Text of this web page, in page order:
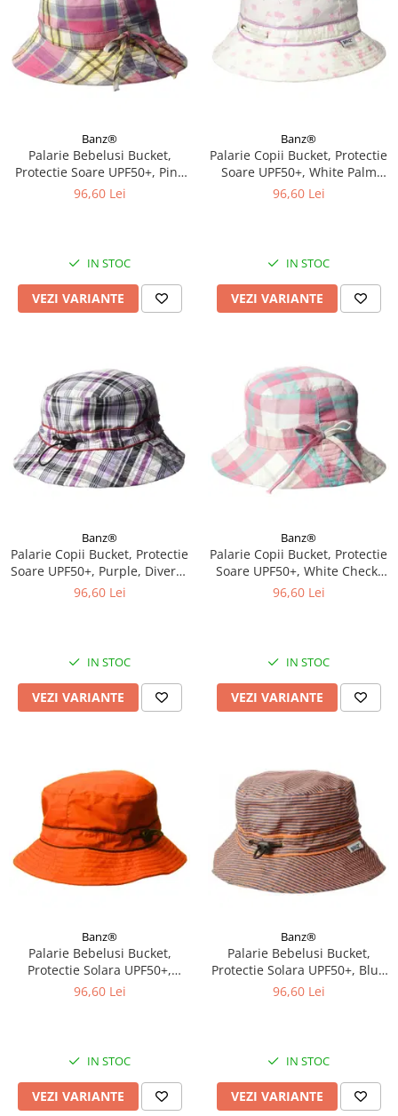
Banz®
Palarie Bebelusi Bucket,
Protectie Soare UPF50+, Pink
Check, Diverse marimi
96,60 Lei
IN STOC
VEZI VARIANTE
Banz®
Palarie Copii Bucket, Protectie
Soare UPF50+, White Palm
Tree, Diverse marimi
96,60 Lei
IN STOC
VEZI VARIANTE
Banz®
Palarie Copii Bucket, Protectie
Soare UPF50+, Purple, Diverse
marimi
96,60 Lei
IN STOC
VEZI VARIANTE
Banz®
Palarie Copii Bucket, Protectie
Soare UPF50+, White Check,
Diverse marimi
96,60 Lei
IN STOC
VEZI VARIANTE
Banz®
Palarie Bebelusi Bucket,
Protectie Solara UPF50+,
Orange, Diverse marimi
96,60 Lei
IN STOC
VEZI VARIANTE
Banz®
Palarie Bebelusi Bucket,
Protectie Solara UPF50+, Blue
Orange Stripe, Diverse marimi
96,60 Lei
IN STOC
VEZI VARIANTE